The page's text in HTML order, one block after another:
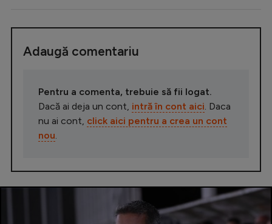
Adaugă comentariu
Pentru a comenta, trebuie să fii logat.
Dacă ai deja un cont, intră în cont aici . Daca
nu ai cont, click aici pentru a crea un cont
nou